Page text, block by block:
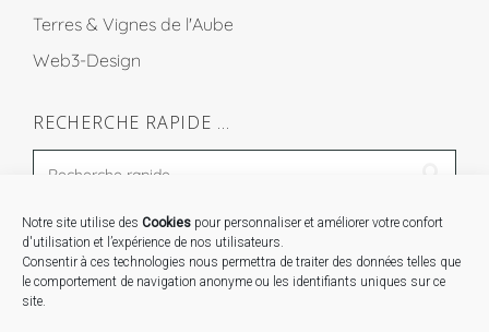
Notre site utilise des Cookies pour personnaliser et améliorer votre confort
d'utilisation et l’expérience de nos utilisateurs.
Consentir à ces technologies nous permettra de traiter des données telles que
le comportement de navigation anonyme ou les identifiants uniques sur ce
site.
Terres & Vignes de l'Aube
Web3-Design
RECHERCHE RAPIDE …
STAGES …
Expo « Mesures de lumière » du 19 Sept au 29 Nov.